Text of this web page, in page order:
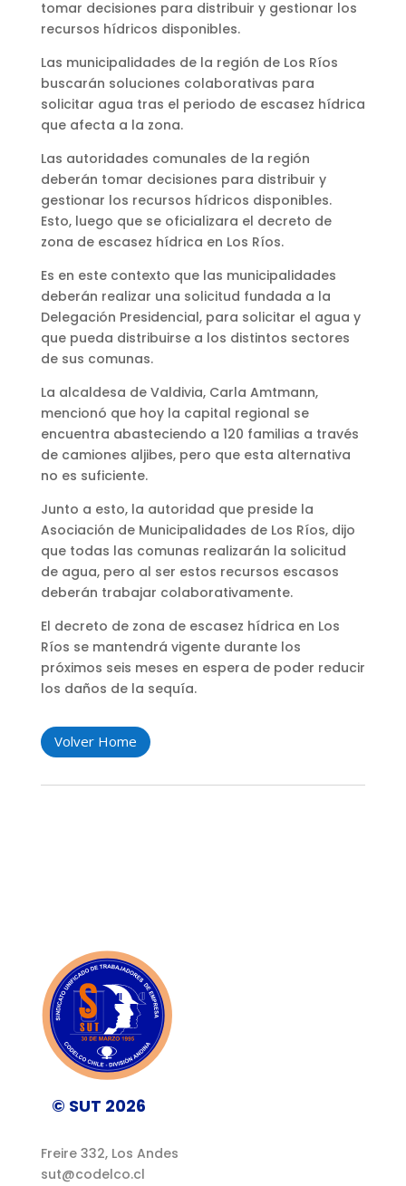
tomar decisiones para distribuir y gestionar los
recursos hídricos disponibles.
Las municipalidades de la región de Los Ríos
buscarán soluciones colaborativas para
solicitar agua tras el periodo de escasez hídrica
que afecta a la zona.
Las autoridades comunales de la región
deberán tomar decisiones para distribuir y
gestionar los recursos hídricos disponibles.
Esto, luego que se oficializara el decreto de
zona de escasez hídrica en Los Ríos.
Es en este contexto que las municipalidades
deberán realizar una solicitud fundada a la
Delegación Presidencial, para solicitar el agua y
que pueda distribuirse a los distintos sectores
de sus comunas.
La alcaldesa de Valdivia, Carla Amtmann,
mencionó que hoy la capital regional se
encuentra abasteciendo a 120 familias a través
de camiones aljibes, pero que esta alternativa
no es suficiente.
Junto a esto, la autoridad que preside la
Asociación de Municipalidades de Los Ríos, dijo
que todas las comunas realizarán la solicitud
de agua, pero al ser estos recursos escasos
deberán trabajar colaborativamente.
El decreto de zona de escasez hídrica en Los
Ríos se mantendrá vigente durante los
próximos seis meses en espera de poder reducir
los daños de la sequía.
Volver Home
© SUT 2026
Freire 332, Los Andes
sut@codelco.cl